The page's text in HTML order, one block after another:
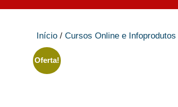
Início / Cursos Online e Infoprodutos
Oferta!